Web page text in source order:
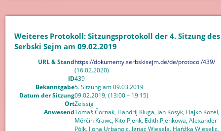
Weiteres Protokoll: Sitzungsprotokoll der 4. Sitzung des
Serbski Sejm am 09.02.2019
URL & Standhttps://dokumenty.serbskisejm.de/de/protocol/439/
(16.02.2020)
ID439
Bekanntgabe5. Sitzung am 09.03.2019
Datum der Sitzung09.02.2019, (13:00 – 19:15)
OrtZeissig
AnwesendTomaš Čornak, Handrij Kluga, Jan Kosyk, Hajko Kozel,
Měrćin Krawc, Kito Pjenk, Edith Pjenkowa, Alexander
Pólk, Ilona Urbanojc, Ignac Wjesela, Hańžka Wjeselic,